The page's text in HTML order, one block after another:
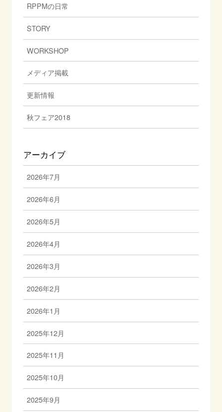
RPPMの日常
STORY
WORKSHOP
メディア掲載
更新情報
秋フェア2018
アーカイブ
2026年7月
2026年6月
2026年5月
2026年4月
2026年3月
2026年2月
2026年1月
2025年12月
2025年11月
2025年10月
2025年9月